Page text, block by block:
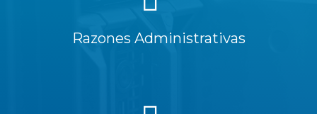
Razones Administrativas